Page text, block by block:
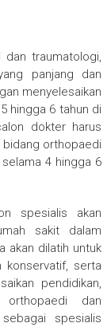
traumatologi,
panjang dan
menyelesaikan
hingga 6 tahun di
dokter harus
orthopaedi
4 hingga 6
spesialis akan
sakit dalam
akan dilatih untuk
konservatif, serta
pendidikan,
dan
spesialis